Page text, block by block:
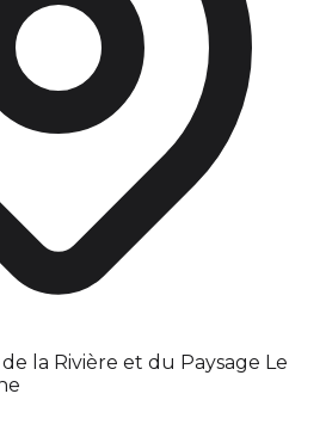
la Rivière et du Paysage Le